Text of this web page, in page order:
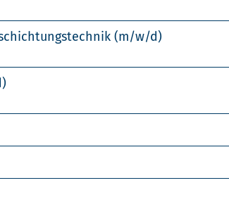
(m/w/d)